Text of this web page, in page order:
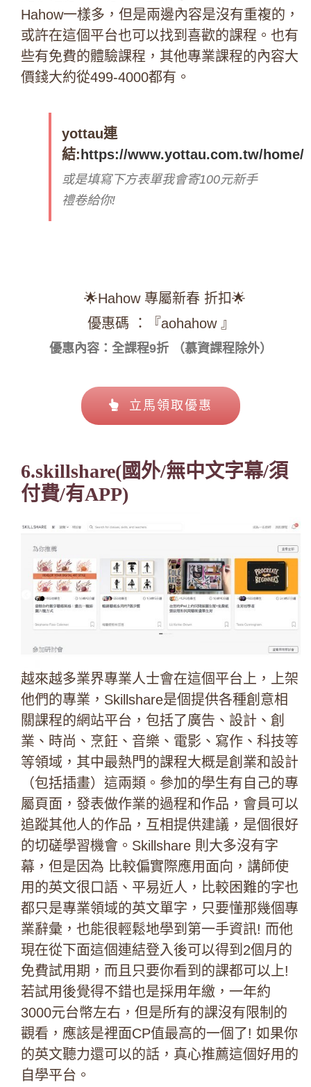
Hahow一樣多，但是兩邊內容是沒有重複的，
或許在這個平台也可以找到喜歡的課程。也有
些有免費的體驗課程，其他專業課程的內容大
價錢大約從499-4000都有。
yottau連
結: https://www.yottau.com.tw/home/
或是填寫下方表單我會寄100元新手
禮卷給你!
🌟Hahow 專屬新春 折扣🌟
優惠碼 ：『aohahow 』
優惠內容：全課程9折 （慕資課程除外）
立馬領取優惠
6.skillshare(國外/無中文字幕/須
付費/有APP)
越來越多業界專業人士會在這個平台上，上架
他們的專業， Skillshare是個提供各種創意相
關課程的網站平台，包括了廣告、設計、創
業、時尚、烹飪、音樂、電影、寫作、科技等
等領域，其中最熱門的課程大概是創業和設計
（包括插畫）這兩類。參加的學生有自己的專
屬頁面 ，發表做作業的過程和作品，會員可以
追蹤其他人的作品，互相提供建議，是個很好
的切磋學習機會。 Skillshare 則大多沒有字
幕，但是因為 比較偏實際應用面向，講師使
用的英文很口語、平易近人，比較困難的字也
都只是專業領域的英文單字，只要懂那幾個專
業辭彙，也能很輕鬆地學到第一手資訊! 而他
現在從下面這個連結登入後可以得到2個月的
免費試用期，而且只要你看到的課都可以上!
若試用後覺得不錯也是採用年繳，一年約
3000元台幣左右，但是所有的課沒有限制的
觀看，應該是裡面CP值最高的一個了! 如果你
的英文聽力還可以的話，真心推薦這個好用的
自學平台。